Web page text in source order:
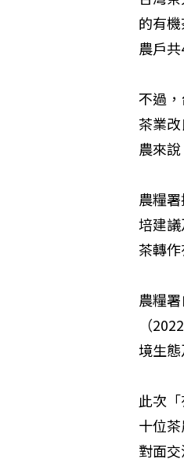
的有
農戶
不過
茶業
農來
農糧
培建
茶轉作
農糧
（
境生
此次
十位
對面